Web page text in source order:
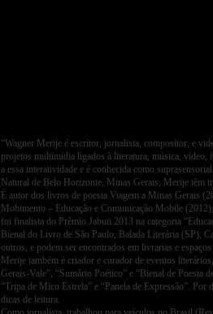
“Wagner Merije é escritor, jornalista, compositor, e
projetos multimídia ligados à literatura, música, vídeo,
a essa interatividade e é conhecida como
Natural de Belo Horizonte, Minas Gerais, Merije têm
É autor dos livros de poesia Viagem a Minas Gerais
Mobimento – Educação e Comunicação Mobile
foi finalista do Prêmio Jabuti 2013 na categoria
Bienal do Livro de São Paulo, Balada Literária (SP),
outros, e podem ser encontrados em livrarias e
Merije também é criador e curador de eventos
Gerais-Vale”, “Sumário Poético” e “Bienal de Poesia
“Tripa de Mico Estrela” e “Panela de Expressão”.
dicas de leitura.